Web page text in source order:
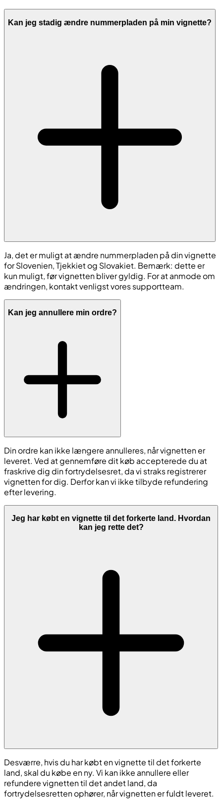
Kan jeg stadig ændre nummerpladen på min vignette?
Ja, det er muligt at ændre nummerpladen på din vignette
for Slovenien, Tjekkiet og Slovakiet. Bemærk: dette er
kun muligt, før vignetten bliver gyldig. For at anmode om
ændringen, kontakt venligst vores supportteam.
Kan jeg annullere min ordre?
Din ordre kan ikke længere annulleres, når vignetten er
leveret. Ved at gennemføre dit køb accepterede du at
fraskrive dig din fortrydelsesret, da vi straks registrerer
vignetten for dig. Derfor kan vi ikke tilbyde refundering
efter levering.
Jeg har købt en vignette til det forkerte land. Hvordan
kan jeg rette det?
Desværre, hvis du har købt en vignette til det forkerte
land, skal du købe en ny. Vi kan ikke annullere eller
refundere vignetten til det andet land, da
fortrydelsesretten ophører, når vignetten er fuldt leveret.